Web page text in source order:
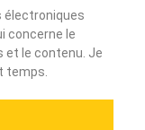
électroniques
concerne le
et le contenu. Je
temps.